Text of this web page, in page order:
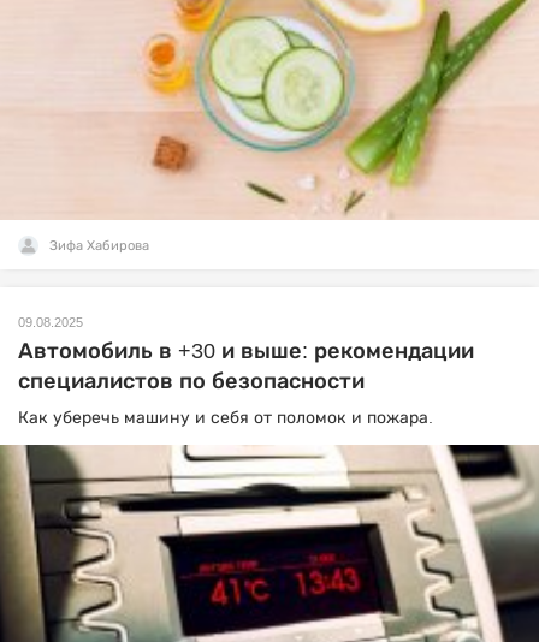
Зифа Хабирова
09.08.2025
Автомобиль в +30 и выше: рекомендации
специалистов по безопасности
Как уберечь машину и себя от поломок и пожара.